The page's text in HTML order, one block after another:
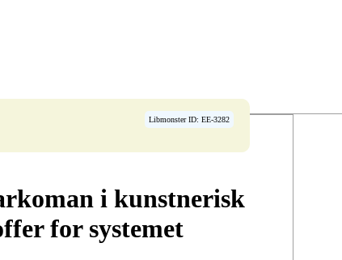
Libmonster ID: EE-3282
i kunstnerisk
for systemet